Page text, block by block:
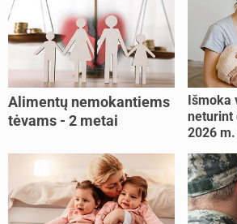
Alimentų nemokantiems
tėvams - 2 metai
Išmoka
neturint
2026